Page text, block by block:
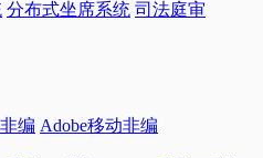
分布式坐席系统 司法庭审
编 Adobe移动非编